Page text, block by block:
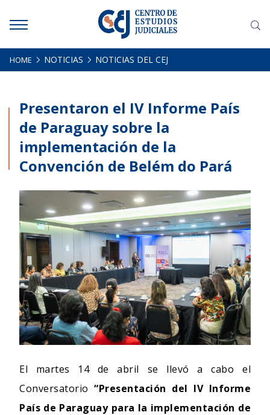
SOMOS
DOCUMENTACIONES
HACEMOS
NOTICIAS
CONTACTO
HOME NOTICIAS NOTICIAS DEL CEJ
Presentaron el IV Informe País
de Paraguay sobre la
implementación de la
Convención de Belém do Pará
El martes 14 de abril se llevó a cabo el
Conversatorio “Presentación del IV Informe
País de Paraguay para la implementación de